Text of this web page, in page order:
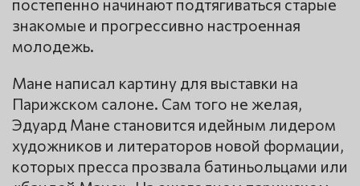
постепенно начинают подтягиваться старые
знакомые и прогрессивно настроенная
молодежь.
Мане написал картину для выставки на
Парижском салоне. Сам того не желая,
Эдуард Мане становится идейным лидером
художников и литераторов новой формации,
которых пресса прозвала батиньольцами или